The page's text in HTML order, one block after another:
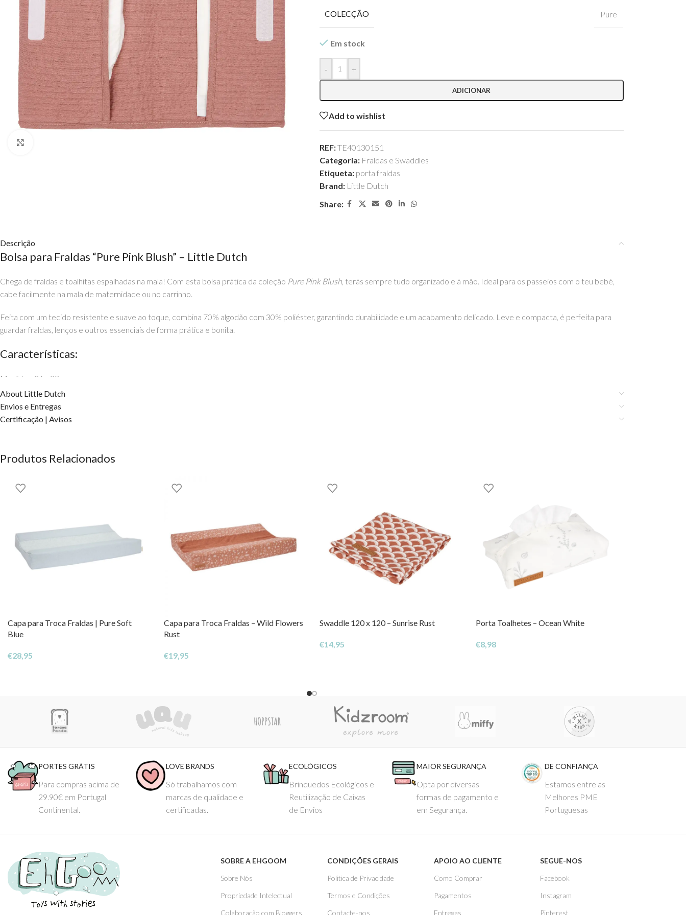
COLECÇÃO Pure
Em stock
- +
ADICIONAR
Add to wishlist
REF:TE40130151
Categoria: Fraldas e Swaddles
Etiqueta: porta fraldas
Brand: Little Dutch
Share:
Descrição
Bolsa para Fraldas “Pure Pink Blush” – Little Dutch
Chega de fraldas e toalhitas espalhadas na mala! Com esta bolsa prática da coleção Pure Pink Blush, terás sempre tudo organizado e à mão. Ideal para os passeios com o teu bebé,
cabe facilmente na mala de maternidade ou no carrinho.
Feita com um tecido resistente e suave ao toque, combina 70% algodão com 30% poliéster, garantindo durabilidade e um acabamento delicado. Leve e compacta, é perfeita para
guardar fraldas, lenços e outros essenciais de forma prática e bonita.
Características:
Medidas: 26 x 32 cm
Peso: 110 g
Design compacto e funcional
About Little Dutch
Envios e Entregas
Certificação | Avisos
Produtos Relacionados
Capa para Troca Fraldas | Pure Soft
Blue
€28,95
Capa para Troca Fraldas – Wild Flowers
Rust
€19,95
Swaddle 120 x 120 – Sunrise Rust
€14,95
Porta Toalhetes – Ocean White
€8,98
PORTES GRÁTIS
Para compras acima de
29.90€ em Portugal
Continental.
LOVE BRANDS
Só trabalhamos com
marcas de qualidade e
certificadas.
ECOLÓGICOS
Brinquedos Ecológicos e
Reutilização de Caixas
de Envios
MAIOR SEGURANÇA
Opta por diversas
formas de pagamento e
em Segurança.
DE CONFIANÇA
Estamos entre as
Melhores PME
Portuguesas
SOBRE A EHGOOM
Sobre Nós
Propriedade Intelectual
Colaboração com Bloggers
CONDIÇÕES GERAIS
Politica de Privacidade
Termos e Condições
Contacte-nos
APOIO AO CLIENTE
Como Comprar
Pagamentos
Entregas
SEGUE-NOS
Facebook
Instagram
Pinterest